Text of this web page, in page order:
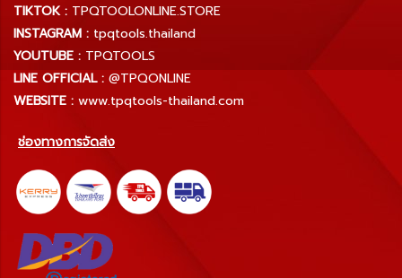
TIKTOK : TPQTOOLONLINE.STORE
INSTAGRAM : tpqtools.thailand
YOUTUBE : TPQTOOLS
LINE OFFICIAL : @TPQONLINE
WEBSITE : www.tpqtools-thailand.com
ช่องทางการจัดส่ง